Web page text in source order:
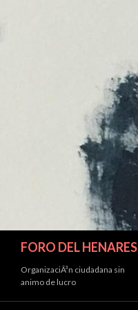
FORO DEL HENARES
OrganizaciÃ³n ciudadana sin
animo de lucro